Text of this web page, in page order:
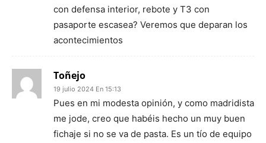
con defensa interior, rebote y T3 con
pasaporte escasea? Veremos que deparan los
acontecimientos
Toñejo
19 julio 2024 En 15:13
Pues en mi modesta opinión, y como madridista
me jode, creo que habéis hecho un muy buen
fichaje si no se va de pasta. Es un tío de equipo